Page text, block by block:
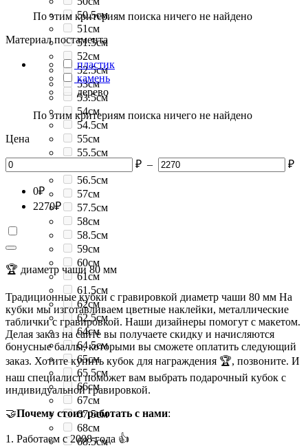
50.5см
51см
51.5см
52см
52.5см
53см
53.5см
54см
54.5см
55см
55.5см
56.5см
57см
57.5см
58см
58.5см
59см
60см
61см
61.5см
62см
62.5см
64см
64.5см
65см
65.5см
66см
67см
67.5см
68см
68.5см
По этим критериям поиска ничего не найдено
Материал постамента
пластик
камень
дерево
По этим критериям поиска ничего не найдено
Цена
₽ – ₽
0₽
2270₽
🏆 диаметр чаши 80 мм
Традиционные кубки с гравировкой диаметр чаши 80 мм На
кубки мы изготавливаем цветные наклейки, металлические
таблички с гравировкой. Наши дизайнеры помогут с макетом.
Делая заказ на сайте вы получаете скидку и начисляются
бонусные баллы, которыми вы сможете оплатить следующий
заказ. Хотите купить кубок для награждения 🏆, позвоните. И
наш специалист поможет вам выбрать подарочный кубок с
индивидуальной гравировкой.
🤝Почему стоит работать с нами:
1. Работаем с 2008 года 👍